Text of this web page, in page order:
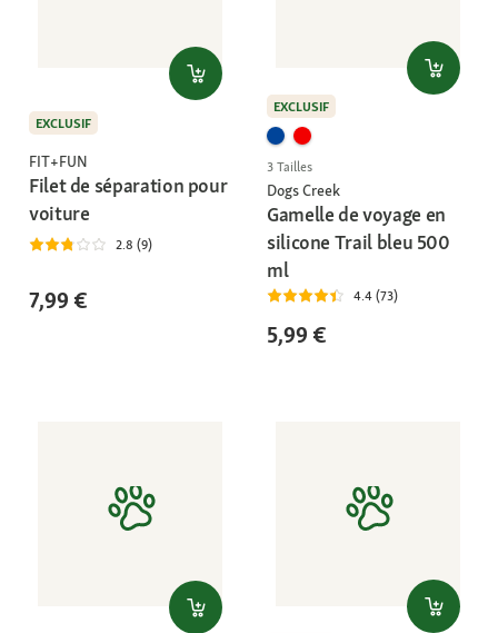
EXCLUSIF
FIT+FUN
Filet de séparation pour
voiture
2.8 (9)
7,99 €
EXCLUSIF
3 Tailles
Dogs Creek
Gamelle de voyage en
silicone Trail bleu 500
ml
4.4 (73)
5,99 €